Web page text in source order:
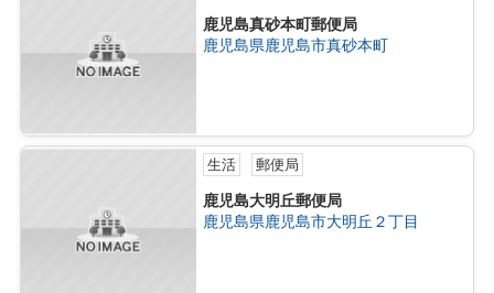
鹿児島真砂本町郵便局
鹿児島県鹿児島市真砂本町
生活 郵便局
鹿児島大明丘郵便局
鹿児島県鹿児島市大明丘２丁目